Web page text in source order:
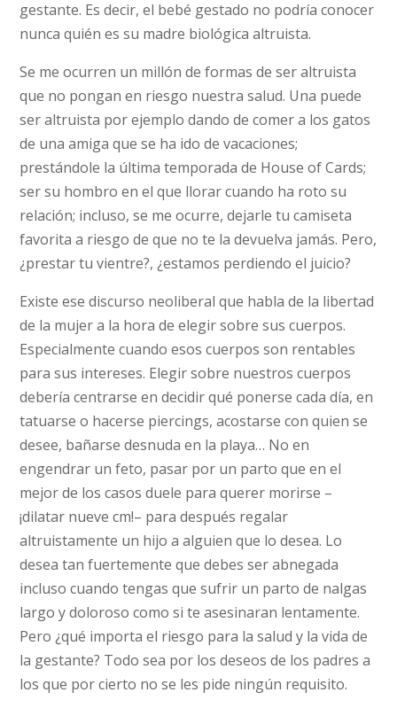
gestante. Es decir, el bebé gestado no podría conocer
nunca quién es su madre biológica altruista.
Se me ocurren un millón de formas de ser altruista
que no pongan en riesgo nuestra salud. Una puede
ser altruista por ejemplo dando de comer a los gatos
de una amiga que se ha ido de vacaciones;
prestándole la última temporada de House of Cards;
ser su hombro en el que llorar cuando ha roto su
relación; incluso, se me ocurre, dejarle tu camiseta
favorita a riesgo de que no te la devuelva jamás. Pero,
¿prestar tu vientre?, ¿estamos perdiendo el juicio?
Existe ese discurso neoliberal que habla de la libertad
de la mujer a la hora de elegir sobre sus cuerpos.
Especialmente cuando esos cuerpos son rentables
para sus intereses. Elegir sobre nuestros cuerpos
debería centrarse en decidir qué ponerse cada día, en
tatuarse o hacerse piercings, acostarse con quien se
desee, bañarse desnuda en la playa… No en
engendrar un feto, pasar por un parto que en el
mejor de los casos duele para querer morirse –
¡dilatar nueve cm!– para después regalar
altruistamente un hijo a alguien que lo desea. Lo
desea tan fuertemente que debes ser abnegada
incluso cuando tengas que sufrir un parto de nalgas
largo y doloroso como si te asesinaran lentamente.
Pero ¿qué importa el riesgo para la salud y la vida de
la gestante? Todo sea por los deseos de los padres a
los que por cierto no se les pide ningún requisito.